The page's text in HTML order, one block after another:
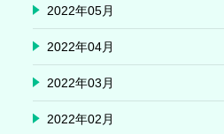
2022年05月
2022年04月
2022年03月
2022年02月